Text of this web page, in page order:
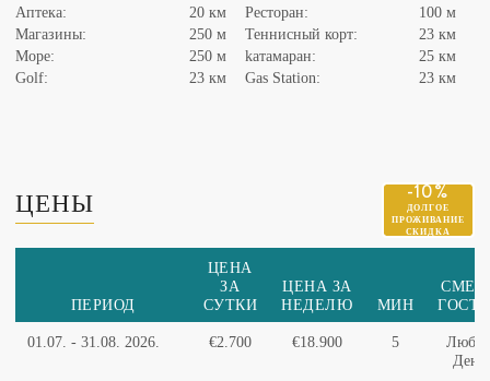
ДОПОЛНИТЕЛЬНЫЕ
УСЛУГИ ПО ЗАПРОСУ
(ЗА
ДОПОЛНИТЕЛЬНАЯ
ИНФОРМАЦИЯ
Домашние животные не
Аптека:
20 км Ресторан:
100 м
Магазины:
250 м Теннисный корт:
23 км
Море:
250 м kатамаран:
25 км
Golf:
23 км Gas Station: 23 км
ЦЕНЫ
ПЕРИОД
ЦЕНА
ЗА
СУТКИ
ЦЕНА ЗА
НЕДЕЛЮ
МИН
01.07. - 31.08. 2026. €2.700 €18.900 5
День